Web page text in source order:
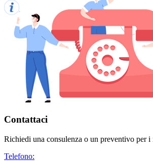
Contattaci
Richiedi una consulenza o un preventivo per i
Telefono: